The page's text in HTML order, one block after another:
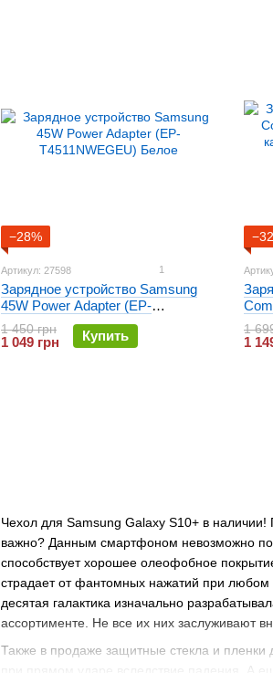
Чехол для Samsung Galaxy S10+ в
важно? Данным смартфоном невозможно
способствует хорошее олеофобное
страдает от фантомных нажатий при любом
десятая галактика изначально
ассортименте. Не все их них заслуживают
Также в продаже защитные стекла и
−28%
Артикул: 27598 1
Зарядное устройство Samsung
45W Power Adapter (EP-
T4511NWEGEU) Белое
1 450 грн
1 049 грн Купить 1
1